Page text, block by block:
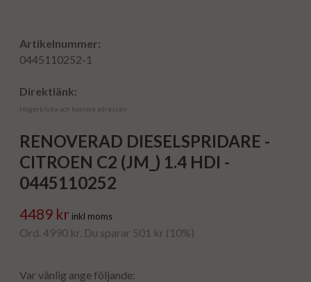
Artikelnummer:
0445110252-1
Direktlänk:
Högerklicka och kopiera adressen
RENOVERAD DIESELSPRIDARE -
CITROEN C2 (JM_) 1.4 HDI -
0445110252
4489 kr inkl moms
Ord. 4990 kr. Du sparar 501 kr (10%)
Var vänlig ange följande: